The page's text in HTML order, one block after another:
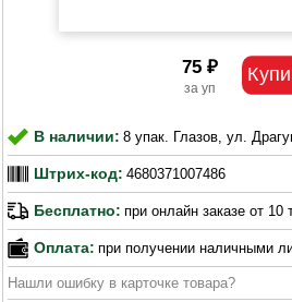
75 ₽
В наличии: 8 упак. Глазов, ул.
Штрих-код: 4680371007486
Бесплатно: при онлайн заказе от 10
Оплата: при получении наличными
Нашли ошибку в карточке товара?